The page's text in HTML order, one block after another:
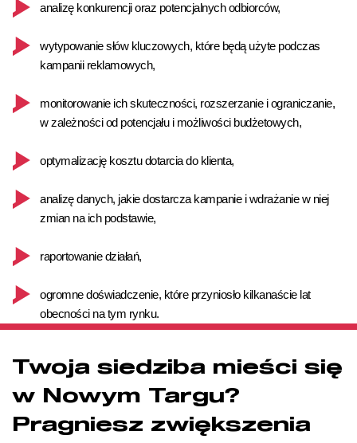
analizę konkurencji oraz potencjalnych odbiorców,
wytypowanie słów kluczowych, które będą użyte podczas
kampanii reklamowych,
monitorowanie ich skuteczności, rozszerzanie i ograniczanie,
w zależności od potencjału i możliwości budżetowych,
optymalizację kosztu dotarcia do klienta,
analizę danych, jakie dostarcza kampanie i wdrażanie w niej
zmian na ich podstawie,
raportowanie działań,
ogromne doświadczenie, które przyniosło kilkanaście lat
obecności na tym rynku.
Twoja siedziba mieści się
w Nowym Targu?
Pragniesz zwiększenia